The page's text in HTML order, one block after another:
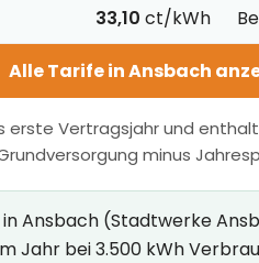
33,10 ct/kWh
Alle Tarife in Ansbach
erste Vertragsjahr und
minus
Ansbach (Stadtwerke
Jahr bei 3.500 kWh